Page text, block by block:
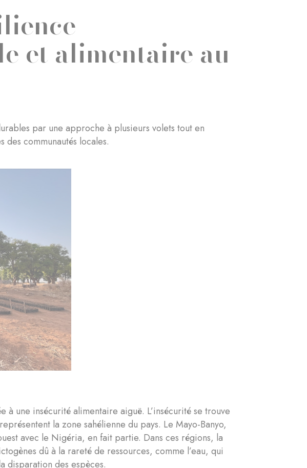
et alimentaire au
par une approche à plusieurs volets tout en
des communautés locales.
une insécurité alimentaire aiguë. L’insécurité se trouve
la zone sahélienne du pays. Le Mayo-Banyo,
avec le Nigéria, en fait partie. Dans ces régions, la
dû à la rareté de ressources, comme l’eau, qui
disparation des espèces.